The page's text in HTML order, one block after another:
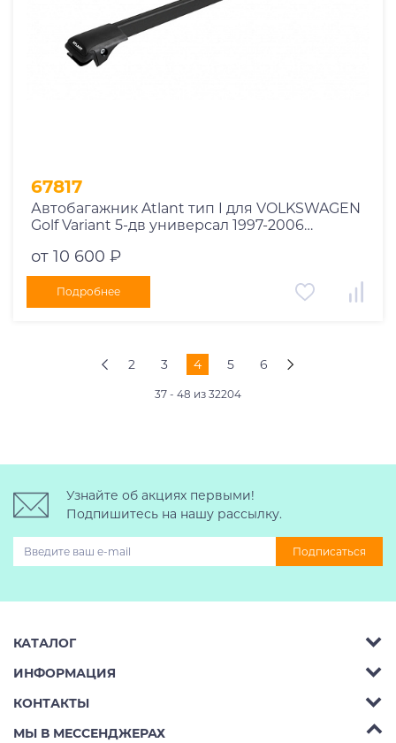
67817
Автобагажник Atlant тип I для VOLKSWAGEN
Golf Variant 5-дв универсал 1997-2006
10002+11118+11118
от 10 600 ₽
Подробнее
2 3 4 5 6
37 - 48 из 32204
Узнайте об акциях первыми!
Подпишитесь на нашу рассылку.
Подписаться
КАТАЛОГ
Багажник на крышу авто
Автобоксы
ИНФОРМАЦИЯ
Аренда
Ремонт
КОНТАКТЫ
Телефон: 8 (495) 2367486
МЫ В МЕССЕНДЖЕРАХ